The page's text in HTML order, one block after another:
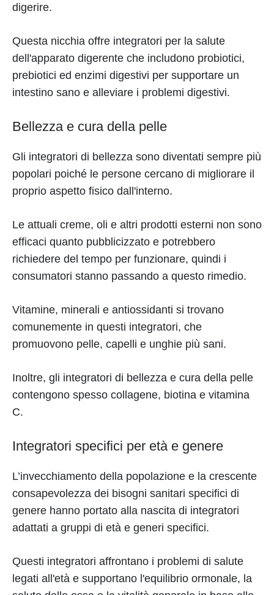
digerire.
Questa nicchia offre integratori per la salute
dell'apparato digerente che includono probiotici,
prebiotici ed enzimi digestivi per supportare un
intestino sano e alleviare i problemi digestivi.
Bellezza e cura della pelle
Gli integratori di bellezza sono diventati sempre più
popolari poiché le persone cercano di migliorare il
proprio aspetto fisico dall'interno.
Le attuali creme, oli e altri prodotti esterni non sono
efficaci quanto pubblicizzato e potrebbero
richiedere del tempo per funzionare, quindi i
consumatori stanno passando a questo rimedio.
Vitamine, minerali e antiossidanti si trovano
comunemente in questi integratori, che
promuovono pelle, capelli e unghie più sani.
Inoltre, gli integratori di bellezza e cura della pelle
contengono spesso collagene, biotina e vitamina
C.
Integratori specifici per età e genere
L’invecchiamento della popolazione e la crescente
consapevolezza dei bisogni sanitari specifici di
genere hanno portato alla nascita di integratori
adattati a gruppi di età e generi specifici.
Questi integratori affrontano i problemi di salute
legati all'età e supportano l'equilibrio ormonale, la